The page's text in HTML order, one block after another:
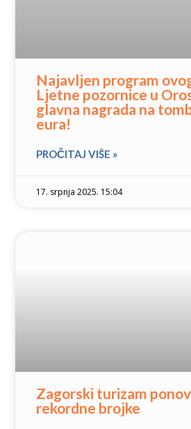
Najavljen program
Ljetne pozornice u
glavna nagrada na
eura!
PROČITAJ VIŠE »
17. srpnja 2025. 15:04
Zagorski turizam
rekordne brojke